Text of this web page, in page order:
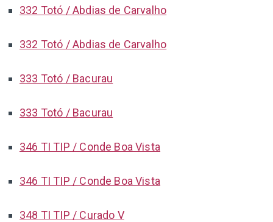
332 Totó / Abdias de Carvalho
332 Totó / Abdias de Carvalho
333 Totó / Bacurau
333 Totó / Bacurau
346 TI TIP / Conde Boa Vista
346 TI TIP / Conde Boa Vista
348 TI TIP / Curado V